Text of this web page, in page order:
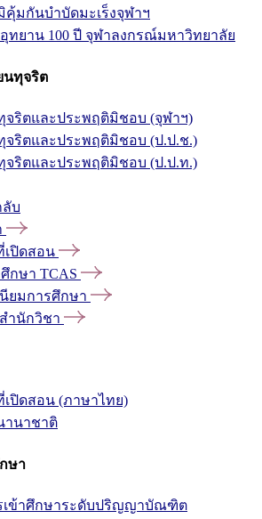
มกันบำบัดมะเร็งจุฬาฯ
ทยาน 100 ปี จุฬาลงกรณ์มหาวิทยาลัย
นทุจริต
จริตและประพฤติมิชอบ (จุฬาฯ)
จริตและประพฤติมิชอบ (ป.ป.ช.)
จริตและประพฤติมิชอบ (ป.ป.ท.)
บ
ปิดสอน
กษา TCAS
ยมการศึกษา
ำนักวิชา
ปิดสอน (ภาษาไทย)
านาชาติ
ษา
เข้าศึกษาระดับปริญญาบัณฑิต